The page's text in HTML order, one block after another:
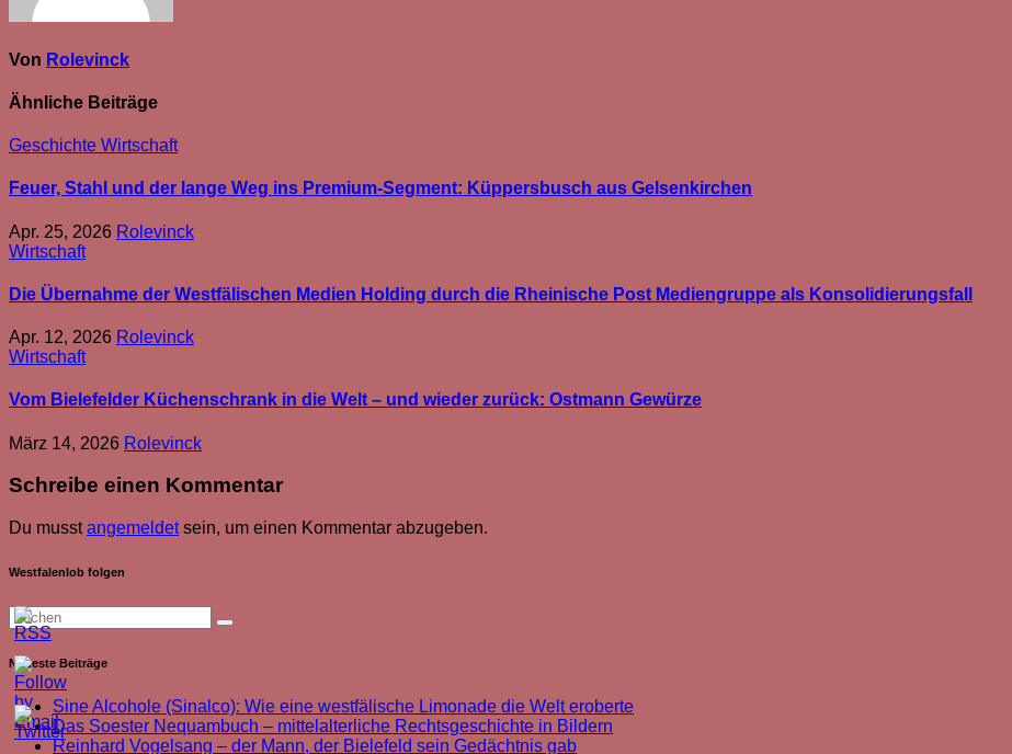
Von Rolevinck
Ähnliche Beiträge
Geschichte Wirtschaft
Feuer, Stahl und der lange Weg ins Premium-Segment: Küppersbusch aus Gelsenkirchen
Apr. 25, 2026 Rolevinck
Wirtschaft
Die Übernahme der Westfälischen Medien Holding durch die Rheinische Post Mediengruppe als Konsolidierungsfall
Apr. 12, 2026 Rolevinck
Wirtschaft
Vom Bielefelder Küchenschrank in die Welt – und wieder zurück: Ostmann Gewürze
März 14, 2026 Rolevinck
Schreibe einen Kommentar
Du musstangemeldetsein, um einen Kommentar abzugeben.
Westfalenlob folgen
Neueste Beiträge
Sine Alcohole (Sinalco): Wie eine westfälische Limonade die Welt eroberte
Das Soester Nequambuch – mittelalterliche Rechtsgeschichte in Bildern
Reinhard Vogelsang – der Mann, der Bielefeld sein Gedächtnis gab